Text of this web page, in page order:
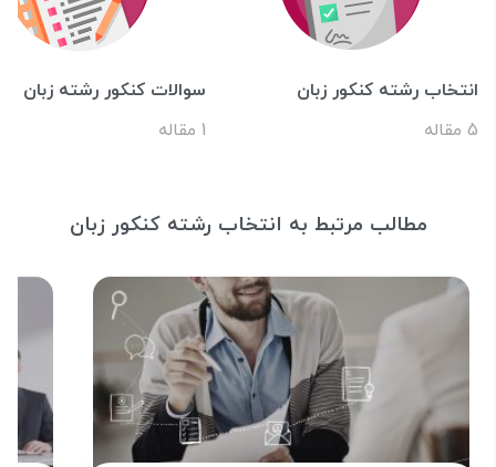
انتخاب رشته کنکور زبان
5 مقاله
سوالات کنکور رشته زبان
1 مقاله
مطالب مرتبط به انتخاب رشته کنکور زبان